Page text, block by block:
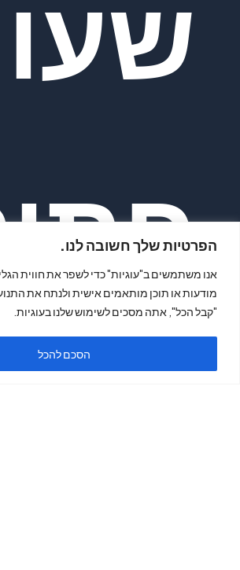
הפרטיות שלך חשובה לנו.
אנו משתמשים ב"עוגיות" כדי לשפר את חווית
מודעות או תוכן מותאמים אישית ולנתח את
"קבל הכל", אתה מסכים לשימוש שלנו בעוגיות.
הסכם להכל
ה